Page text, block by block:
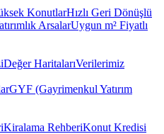
KonutlarHızlı Geri Dönüşlü
ArsalarUygun m² Fiyatlı
Değer HaritalarıVerilerimiz
GYF (Gayrimenkul Yatırım
Kiralama RehberiKonut Kredisi